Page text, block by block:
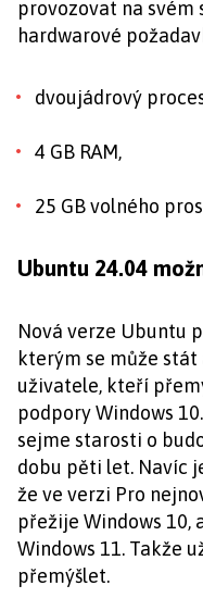
provozovat na
hardwarové
dvoujádrový
4 GB RAM,
25 GB volného
Ubuntu 24.04
Nová verze Ubuntu
kterým se může
uživatele, kteří
podpory Windows
sejme starosti o
dobu pěti let. Navíc
že ve verzi Pro
přežije Windows 10,
Windows 11. Takže
přemýšlet.